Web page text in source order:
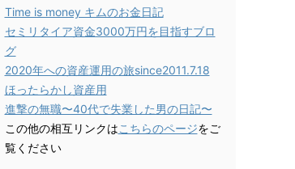
Time is money キムのお金日記
セミリタイア資金3000万円を目指すブロ
グ
2020年への資産運用の旅since2011.7.18
ほったらかし資産用
進撃の無職〜40代で失業した男の日記〜
この他の相互リンクはこちらのページをご
覧ください